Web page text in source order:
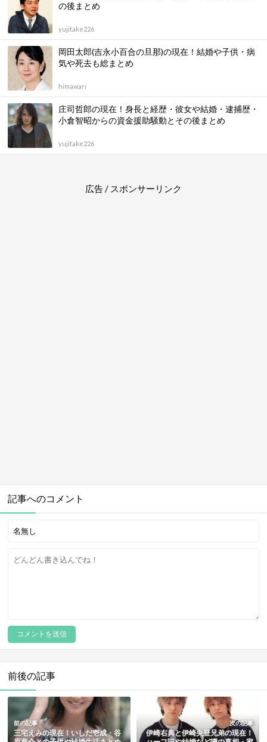
の後まとめ
yujitake226
岡田太郎(吉永小百合の旦那)の現在！結婚や子供・病
気や死去も総まとめ
himawari
庄司哲郎の現在！身長と経歴・彼女や結婚・逮捕歴・
小倉智昭からの資金援助騒動とその後まとめ
yujitake226
広告 / スポンサーリンク
記事へのコメント
前後の記事
前の記事
三宅えみの現在！いしだ壱成・谷
次の記事
伊崎右典と伊崎央登兄弟の現在！